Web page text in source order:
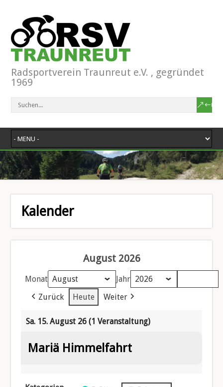
Radsportverein Traunreut e.V. , gegründet
1969
Kalender
August 2026
Monat
Jahr
Zurück
Heute Weiter
Sa. 15. August 26(1 Veranstaltung)
Mariä Himmelfahrt